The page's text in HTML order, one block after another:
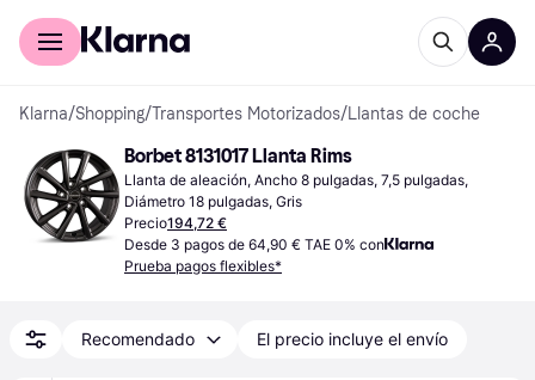
Comprar con Klarna
Klarna/Shopping/Transportes Motorizados/Llantas de coche
Borbet 8131017 Llanta Rims
Llanta de aleación, Ancho 8 pulgadas, 7,5 pulgadas,
Diámetro 18 pulgadas, Gris
Precio194,72 €
Desde 3 pagos de 64,90 € TAE 0% con
Prueba pagos flexibles*
Recomendado El precio incluye el envío